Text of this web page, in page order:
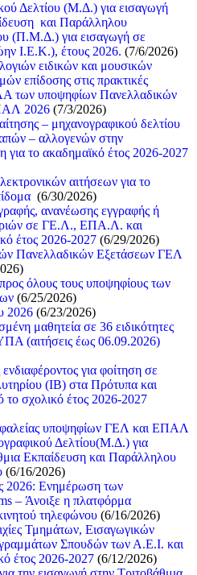
Δελτίου (Μ.Δ.) για εισαγωγή
και Παράλληλου
(Π.Μ.Δ.) για εισαγωγή σε
Ι.Ε.Κ.), έτους 2026. (7/6/2026)
ειδικών και μουσικών
επίδοσης στις πρακτικές
των υποψηφίων Πανελλαδικών
2026 (7/3/2026)
– μηχανογραφικού δελτίου
– αλλογενών στην
για το ακαδημαϊκό έτος 2026-2027
αιτήσεων για το
(6/30/2026)
ανανέωσης εγγραφής ή
σε ΓΕ.Λ., ΕΠΑ.Λ. και
έτος 2026-2027 (6/29/2026)
Πανελλαδικών Εξετάσεων ΓΕΛ
όλους τους υποψηφίους των
(6/25/2026)
2026 (6/23/2026)
μαθητεία σε 36 ειδικότητες
(αιτήσεις έως 06.09.2026)
για φοίτηση σε
(IB) στα Πρότυπα και
το σχολικό έτος 2026-2027
υποψηφίων ΓΕΛ και ΕΠΑΛ
Δελτίου(Μ.Δ.) για
Εκπαίδευση και Παράλληλου
(6/16/2026)
2026: Ενημέρωση των
– Άνοιξε η πλατφόρμα
τηλεφώνου (6/16/2026)
Τμημάτων, Εισαγωγικών
Σπουδών των Α.Ε.Ι. και
έτος 2026-2027 (6/12/2026)